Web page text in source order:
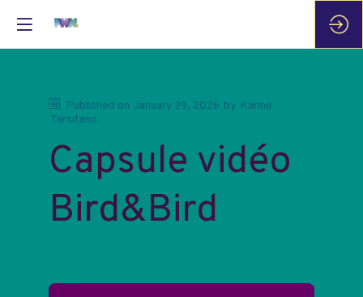
Published on January 29, 2026 by Karine
Tarsitano
Capsule vidéo
Bird&Bird